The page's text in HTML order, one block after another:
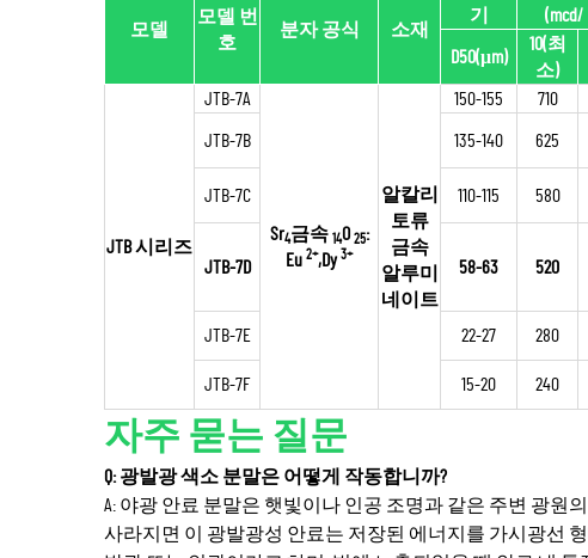
모델
모델 번
호
분자 공식 소재
기
(mcd/
D50(μm)
10(최
소)
JTB 시리즈
JTB-7A
Sr4금속 14O 25:
Eu 2+,Dy 3+
알칼리
토류
금속
알루미
네이트
150-155 710
JTB-7B 135-140 625
JTB-7C 110-115 580
JTB-7D 58-63 520
JTB-7E 22-27 280
JTB-7F 15-20 240
자주 묻는 질문
Q: 광발광 색소 분말은 어떻게 작동합니까?
A: 야광 안료 분말은 햇빛이나 인공 조명과 같은 주변 광원
사라지면 이 광발광성 안료는 저장된 에너지를 가시광선